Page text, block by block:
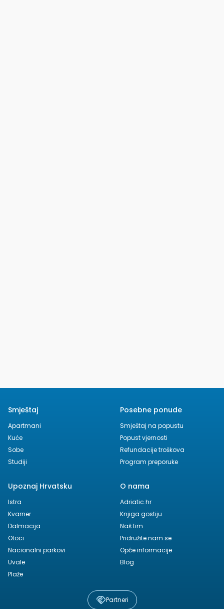
Smještaj
Apartmani
Kuće
Sobe
Studiji
Posebne ponude
Smještaj na popustu
Popust vjernosti
Refundacije troškova
Program preporuke
Upoznaj Hrvatsku
Istra
Kvarner
Dalmacija
Otoci
Nacionalni parkovi
Uvale
Plaže
O nama
Adriatic.hr
Knjiga gostiju
Naš tim
Pridružite nam se
Opće informacije
Blog
Partneri